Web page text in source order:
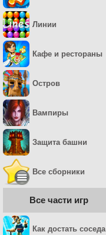
Линии
Кафе и рестораны
Остров
Вампиры
Защита башни
Все сборники
Все части игр
Как достать соседа